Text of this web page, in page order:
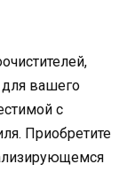
вашего
с
Приобретите